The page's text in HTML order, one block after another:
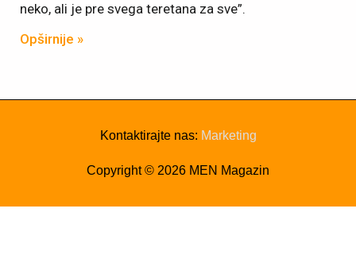
neko, ali je pre svega teretana za sve”.
Opširnije »
Kontaktirajte nas: Marketing
Copyright © 2026 MEN Magazin